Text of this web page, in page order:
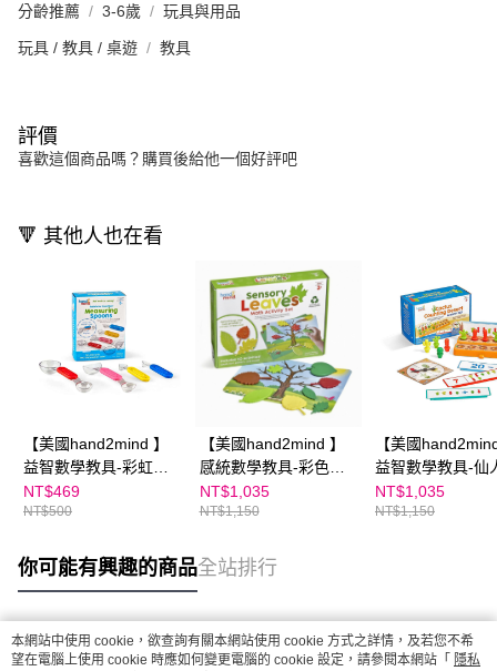
分齡推薦 3-6歲 玩具與用品
玩具 / 教具 / 桌遊 教具
評價
喜歡這個商品嗎？購買後給他一個好評吧
🔻 其他人也在看
【美國hand2mind 】
益智數學教具-彩虹量
匙組
NT$469
NT$500
【美國hand2mind 】
感統數學教具-彩色樹
葉遊戲組
NT$1,035
NT$1,150
【美國
益智數學教具-仙
算數遊戲組
NT$1,035
NT$1,150
你可能有興趣的商品全站排行
熱門標籤
本網站中使用 cookie，欲查詢有關本網站使用 cookie 方式之詳情，及若您不希
望在電腦上使用 cookie 時應如何變更電腦的 cookie 設定，請參閱本網站「 隱私